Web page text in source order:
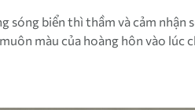
sóng biển thì thầm và cảm
màu của hoàng hôn vào